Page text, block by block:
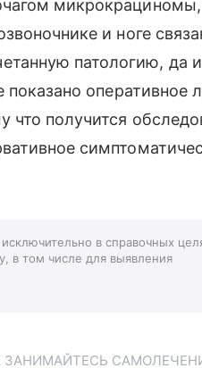
микрокрациномы,
и ноге
патологию, да и
оперативное
что получится
в справочных
в том числе для выявления